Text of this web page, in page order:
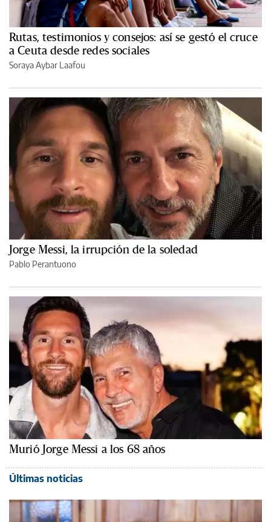
Rutas, testimonios y consejos: así se gestó el cruce
a Ceuta desde redes sociales
Soraya Aybar Laafou
Jorge Messi, la irrupción de la soledad
Pablo Perantuono
Murió Jorge Messi a los 68 años
Últimas noticias